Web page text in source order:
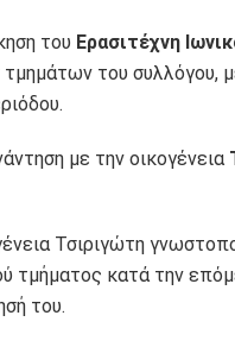
του Ερασιτέχνη
του συλλόγου,
με την οικογένεια
Τσιριγώτη
τμήματος κατά την
του.